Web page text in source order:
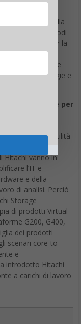
e metodi
decisionale per la
Center of
tra le
permette strategie e
l’It e per
la propria versatilità
business.
vanno in
l’IT e
e della
di analisi. Perciò
Storage
di prodotti Virtual
G200, G400,
dei prodotti
scenari core-to-
e
introdotto Hitachi
a carichi di lavoro